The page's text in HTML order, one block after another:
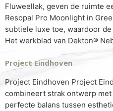
Fluweellak, geven de ruimte
Resopal Pro Moonlight in
subtiele luxe toe, waardoor
Het werkblad van Dekton®
Project Eindhoven
Project Eindhoven Project
combineert strak ontwerp
perfecte balans tussen